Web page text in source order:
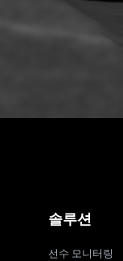
솔루션
선수 모니터링